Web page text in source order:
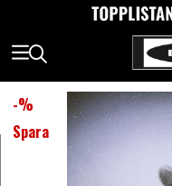
-%
Spara